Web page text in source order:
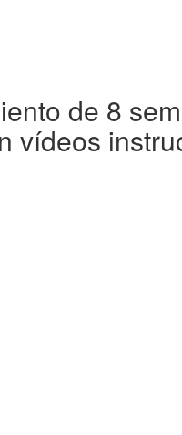
de 8
vídeos